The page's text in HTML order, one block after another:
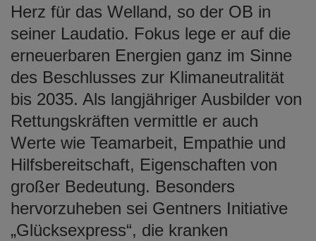
Herz für das Welland, so der OB in
seiner Laudatio. Fokus lege er auf die
erneuerbaren Energien ganz im Sinne
des Beschlusses zur Klimaneutralität
bis 2035. Als langjähriger Ausbilder von
Rettungskräften vermittle er auch
Werte wie Teamarbeit, Empathie und
Hilfsbereitschaft, Eigenschaften von
großer Bedeutung. Besonders
hervorzuheben sei Gentners Initiative
„Glücksexpress“, die kranken